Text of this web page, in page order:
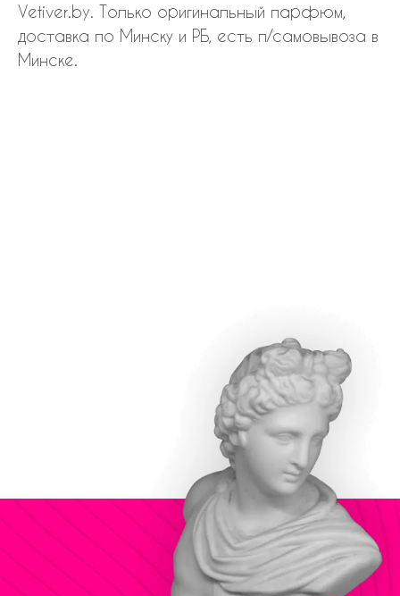
Vetiver.by. Только оригинальный парфюм,
доставка по Минску и РБ, есть п/самовывоза в
Минске.